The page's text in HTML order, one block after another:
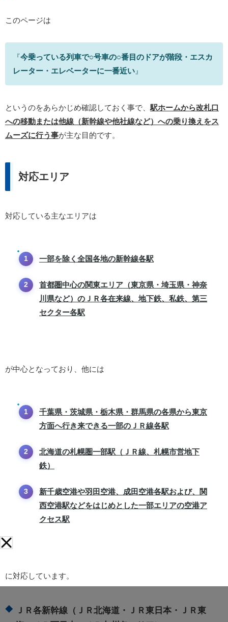
このページは
『今乗っている列車で○号車の○番目のドアが階段・エスカ
レーター・エレベーターに一番近い 』
というのをあらかじめ確認しておく事で、 駅ホームから改札口
への移動または他線（新幹線や他社線など）への乗り換えをス
ムーズに行う事が主な目的です。
対応エリア
対応している主なエリアは
一部を除く全国各地の新幹線各駅
首都圏中心の関東エリア（東京県・埼玉県・神奈
川県など）のＪＲ各在来線、地下鉄、私鉄、第三
セクター各駅
が中心となっており、他には
千葉県・茨城県・栃木県・群馬県の各県から東京
方面へ行き来できる一部のＪＲ線各駅
北海道の札幌圏一部駅（ＪＲ線、札幌市営地下
鉄）
新千歳空港や羽田空港、成田空港各駅および、関
西空港駅などをはじめとした一部エリアの空港ア
クセス駅
に対応しています。
ＪＲ各新幹線（ＪＲ北海道・ＪＲ東日本・ＪＲ東